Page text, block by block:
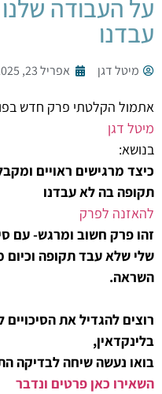
על העבודה
עבדנו
מיטל דגן אפריל 23, 2025
אתמול הקלטתי פרק חדש
מיטל דגן
בנושא:
כיצד מרגישים ראויים
תקופה בה לא עבדנו
להאזנה לפרק
זהו פרק חשוב ומרגש- עם
שלי שלא עבד תקופה
השראה.
רוצים להגדיל את
בלינקדאין,
בואו נעשה שיחה לבדיקה
השאירו כאן פרטים ונדבר